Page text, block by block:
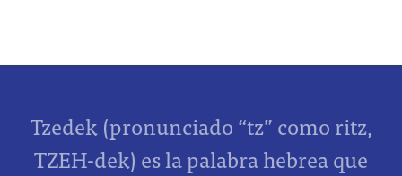
Tzedek (pronunciado “tz” como ritz,
TZEH-dek) es la palabra hebrea que